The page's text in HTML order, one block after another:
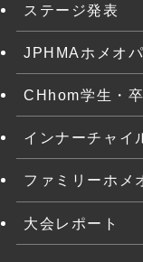
ステージ発表
JPHMAホメオ
CHhom学生・
インナーチャイ
ファミリーホメ
大会レポート